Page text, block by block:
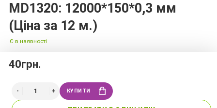
MD1320: 12000*150*0,3 мм
(Ціна за 12 м.)
Є в наявності
40грн.
КУПИТИ